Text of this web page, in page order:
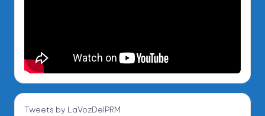
Tweets by LaVozDelPRM